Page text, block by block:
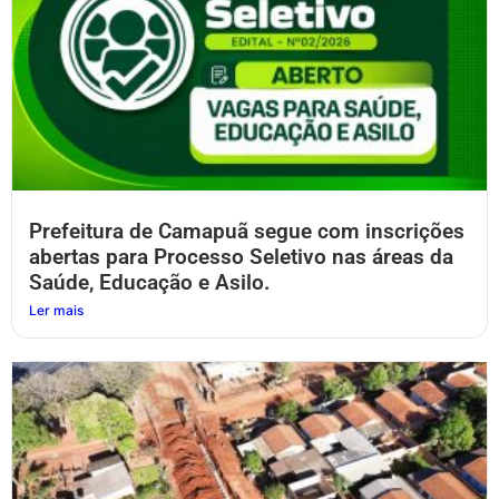
Prefeitura de Camapuã segue com inscrições
abertas para Processo Seletivo nas áreas da
Saúde, Educação e Asilo.
Ler mais